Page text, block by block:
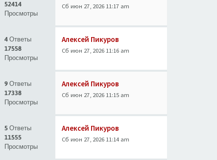
52414
Просмотры
Сб июн 27, 2026 11:17 am
4 Ответы
17558
Просмотры
Алексей Пикуров
Сб июн 27, 2026 11:16 am
9 Ответы
17338
Просмотры
Алексей Пикуров
Сб июн 27, 2026 11:15 am
5 Ответы
11555
Просмотры
Алексей Пикуров
Сб июн 27, 2026 11:14 am